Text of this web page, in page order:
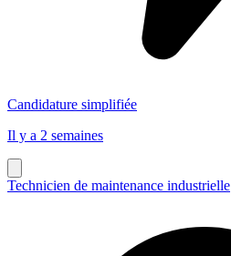
Candidature simplifiée
Il y a 2 semaines
Technicien de maintenance industrielle